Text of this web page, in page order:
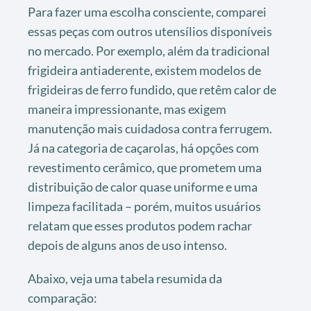
Para fazer uma escolha consciente, comparei
essas peças com outros utensílios disponíveis
no mercado. Por exemplo, além da tradicional
frigideira antiaderente, existem modelos de
frigideiras de ferro fundido, que retêm calor de
maneira impressionante, mas exigem
manutenção mais cuidadosa contra ferrugem.
Já na categoria de caçarolas, há opções com
revestimento cerâmico, que prometem uma
distribuição de calor quase uniforme e uma
limpeza facilitada – porém, muitos usuários
relatam que esses produtos podem rachar
depois de alguns anos de uso intenso.
Abaixo, veja uma tabela resumida da
comparação: